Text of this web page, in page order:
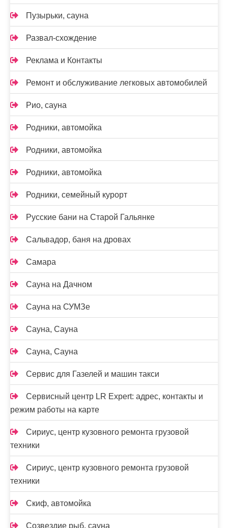
Пузырьки, сауна
Развал-схождение
Реклама и Контакты
Ремонт и обслуживание легковых автомобилей
Рио, сауна
Родники, автомойка
Родники, автомойка
Родники, автомойка
Родники, семейный курорт
Русские бани на Старой Гальянке
Сальвадор, баня на дровах
Самара
Сауна на Дачном
Сауна на СУМЗе
Сауна, Сауна
Сауна, Сауна
Сервис для Газелей и машин такси
Сервисный центр LR Expert: адрес, контакты и
режим работы на карте
Сириус, центр кузовного ремонта грузовой
техники
Сириус, центр кузовного ремонта грузовой
техники
Скиф, автомойка
Созвездие рыб, сауна